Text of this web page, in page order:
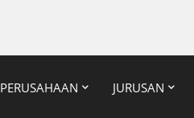
PERUSAHAAN JURUSAN